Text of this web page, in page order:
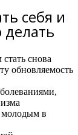
себя и
снова
обновляемость
молодым в